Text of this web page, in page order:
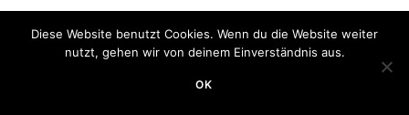
Copyright 2020 - Minimum
Diese Website benutzt Cookies. Wenn du die Website weiter
nutzt, gehen wir von deinem Einverständnis aus.
OK